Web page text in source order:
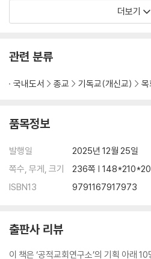
더보기
관련 분류
국내도서 종교 기독교(개신교) 목
품목정보
발행일
2025년 12월 25일
쪽수, 무게, 크기
236쪽 |
ISBN13
9791167917973
출판사 리뷰
이 책은 ‘공적교회연구소’의 기획 아래